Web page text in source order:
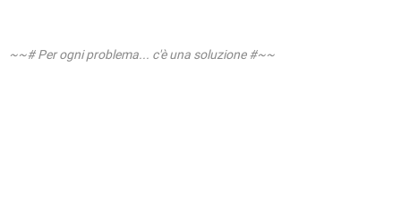
~~# Per ogni problema... c'è una soluzione #~~